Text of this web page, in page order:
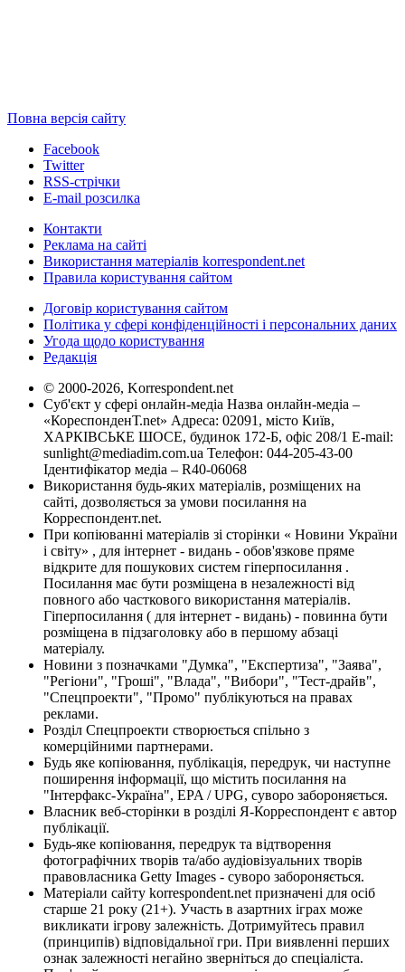
Повна версія сайту
Facebook
Twitter
RSS-стрічки
E-mail розсилка
Контакти
Реклама на сайті
Використання матеріалів korrespondent.net
Правила користування сайтом
Договір користування сайтом
Політика у сфері конфіденційності і персональних даних
Угода щодо користування
Редакція
© 2000-2026, Korrespondent.net
Суб'єкт у сфері онлайн-медіа Назва онлайн-медіа –
«КореспонденТ.net» Адреса: 02091, місто Київ,
ХАРКІВСЬКЕ ШОСЕ, будинок 172-Б, офіс 208/1 E-mail:
sunlight@mediadim.com.ua Телефон: 044-205-43-00
Ідентифікатор медіа – R40-06068
Використання будь-яких матеріалів, розміщених на
сайті, дозволяється за умови посилання на
Корреспондент.net.
При копіюванні матеріалів зі сторінки « Новини України
і світу» , для інтернет - видань - обов'язкове пряме
відкрите для пошукових систем гіперпосилання .
Посилання має бути розміщена в незалежності від
повного або часткового використання матеріалів.
Гіперпосилання ( для інтернет - видань) - повинна бути
розміщена в підзаголовку або в першому абзаці
матеріалу.
Новини з позначками "Думка", "Експертиза", "Заява",
"Регіони", "Гроші", "Влада", "Вибори", "Тест-драйв",
"Спецпроекти", "Промо" публікуються на правах
реклами.
Розділ Спецпроекти створюється спільно з
комерційними партнерами.
Будь яке копіювання, публікація, передрук, чи наступне
поширення інформації, що містить посилання на
"Інтерфакс-Україна", EPA / UPG, суворо забороняється.
Власник веб-сторінки в розділі Я-Корреспондент є автор
публікації.
Будь-яке копіювання, передрук та відтворення
фотографічних творів та/або аудіовізуальних творів
правовласника Getty Images - суворо забороняється.
Матеріали сайту korrespondent.net призначені для осіб
старше 21 року (21+). Участь в азартних іграх може
викликати ігрову залежність. Дотримуйтесь правил
(принципів) відповідальної гри. При виявленні перших
ознак залежності негайно зверніться до спеціаліста.